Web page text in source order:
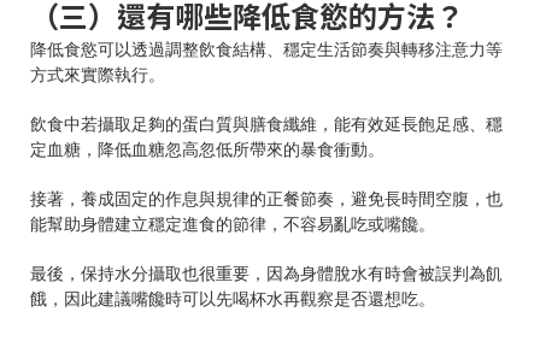
（三）還有哪些降低食慾的方法？
降低食慾可以透過調整飲食結構、穩定生活節奏與轉移注意力等
方式來實際執行。
飲食中若攝取足夠的蛋白質與膳食纖維，能有效延長飽足感、穩
定血糖，降低血糖忽高忽低所帶來的暴食衝動。
接著，養成固定的作息與規律的正餐節奏，避免長時間空腹，也
能幫助身體建立穩定進食的節律，不容易亂吃或嘴饞。
最後，保持水分攝取也很重要，因為身體脫水有時會被誤判為飢
餓，因此建議嘴饞時可以先喝杯水再觀察是否還想吃。